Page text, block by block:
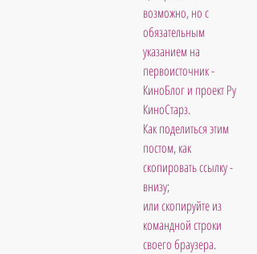
возможно, но с
обязательным
указанием на
первоисточник -
КиноБлог и проект Ру
КиноСтарз.
Как поделиться этим
постом, как
скопировать ссылку -
внизу;
или скопируйте из
командной строки
своего браузера.